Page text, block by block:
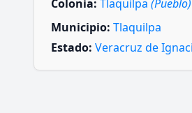
Colonia: Tlaquilpa (Pueblo)
Municipio: Tlaquilpa
Estado: Veracruz de